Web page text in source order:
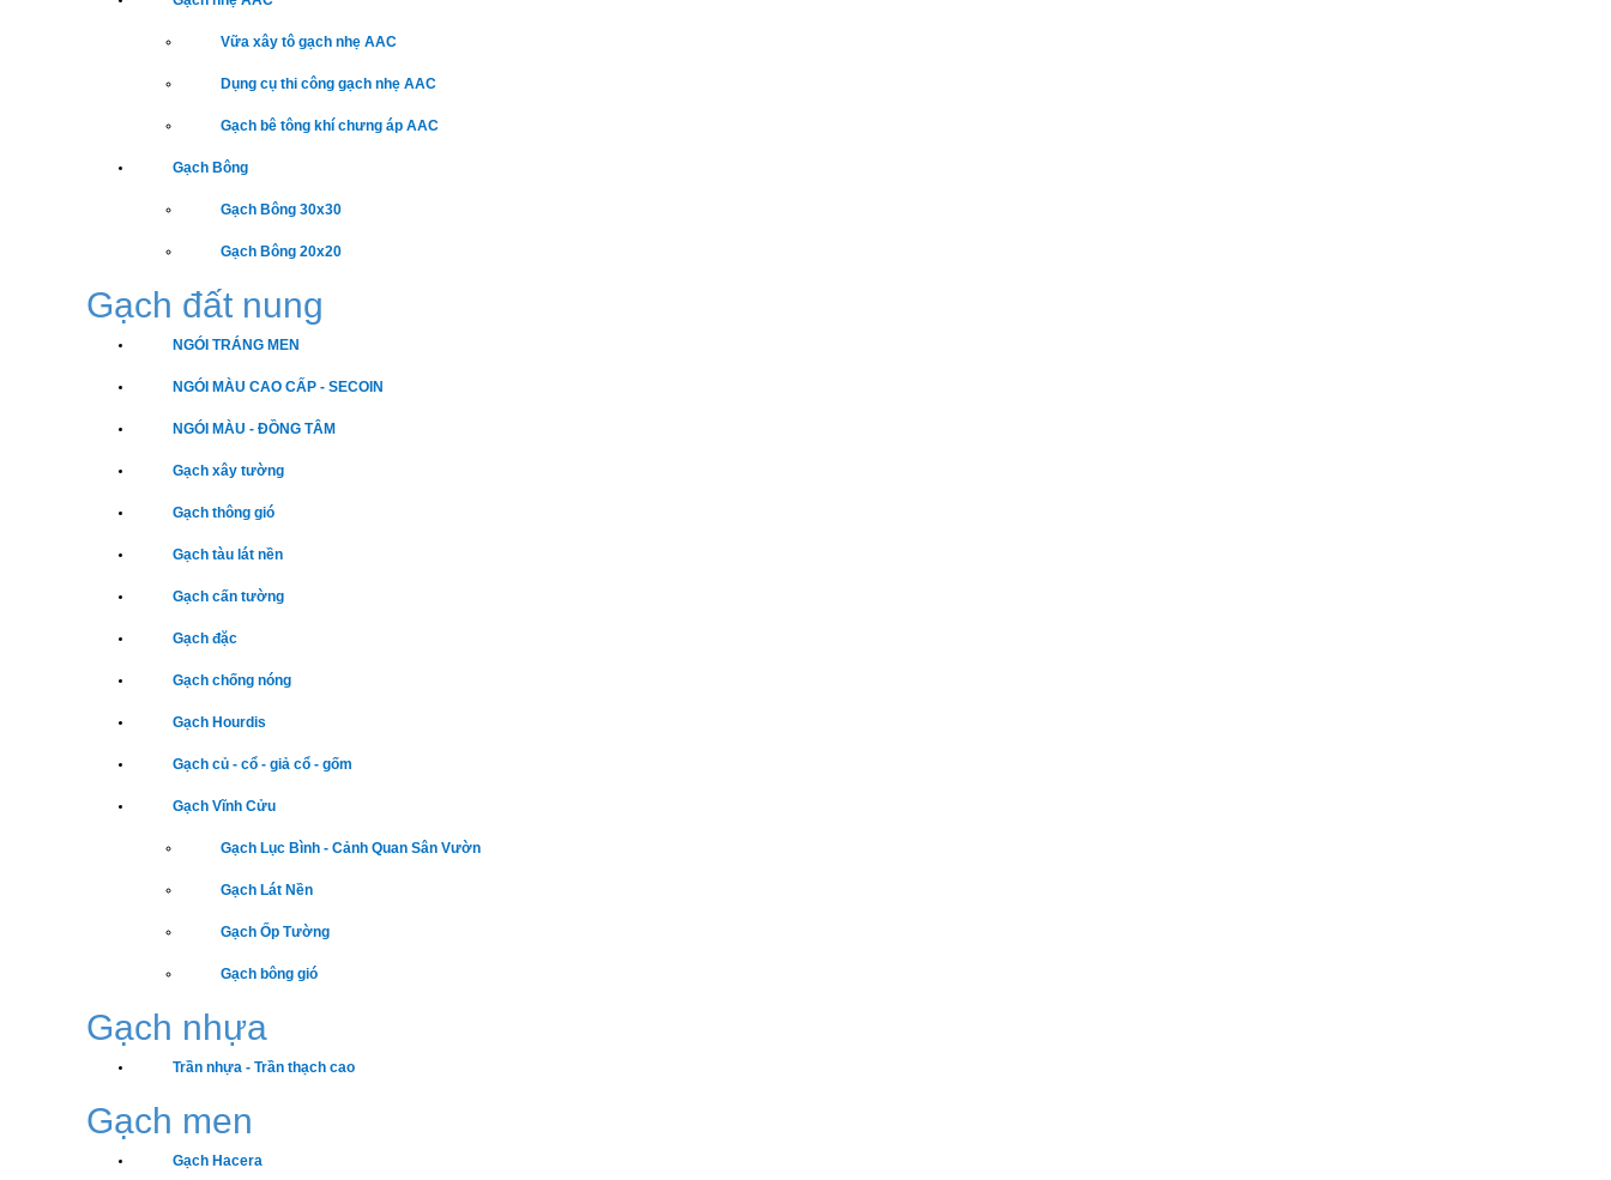
Vữa xây tô gạch nhẹ AAC
Dụng cụ thi công gạch nhẹ AAC
Gạch bê tông khí chưng áp AAC
Gạch Bông
Gạch Bông 30x30
Gạch Bông 20x20
Gạch đất nung
NGÓI TRÁNG MEN
NGÓI MÀU CAO CẤP - SECOIN
NGÓI MÀU - ĐỒNG TÂM
Gạch xây tường
Gạch thông gió
Gạch tàu lát nền
Gạch cấn tường
Gạch đặc
Gạch chống nóng
Gạch Hourdis
Gạch củ - cổ - giả cổ - gốm
Gạch Vĩnh Cửu
Gạch Lục Bình - Cảnh Quan Sân Vườn
Gạch Lát Nền
Gạch Ốp Tường
Gạch bông gió
Gạch nhựa
Trần nhựa - Trần thạch cao
Gạch men
Gạch Hacera